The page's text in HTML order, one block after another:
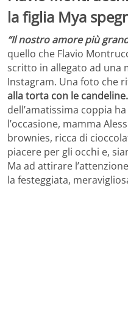
la figlia Mya
“Il nostro amore più
quello che Flavio
scritto in allegato ad una
Instagram. Una foto che
alla torta con le candeline.
dell’amatissima coppia
l’occasione, mamma
brownies, ricca di
piacere per gli occhi e,
Ma ad attirare
la festeggiata,